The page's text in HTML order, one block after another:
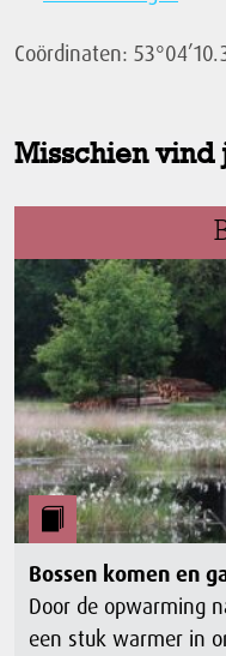
Coördinaten:
Misschien vind
Bossen komen en
Door de opwarming
een stuk warmer in